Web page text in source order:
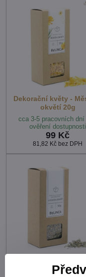
Dekorační květy -
okvětí 20g
cca 3-5 pracovních dní
ověření dostupnosti
99 Kč
81,82 Kč bez DPH
45g